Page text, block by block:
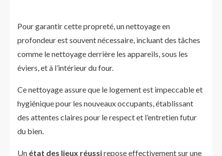
Pour garantir cette propreté, un nettoyage en
profondeur est souvent nécessaire, incluant des tâches
comme le nettoyage derrière les appareils, sous les
éviers, et à l’intérieur du four.
Ce nettoyage assure que le logement est impeccable et
hygiénique pour les nouveaux occupants, établissant
des attentes claires pour le respect et l’entretien futur
du bien.
Un état des lieux réussirepose effectivement sur une